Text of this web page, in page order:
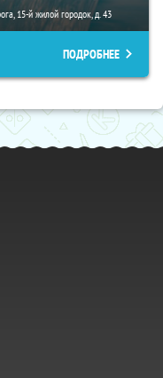
15-й жилой городок, д. 43
ПОДРОБНЕЕ